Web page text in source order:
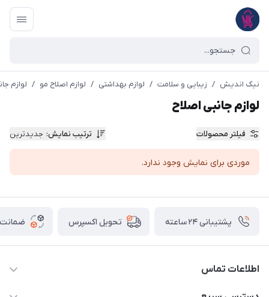
نیک اندیش / زیبایی و سلامت / لوازم بهداشتی / لوازم اصلاح مو / لوازم
لوازم جانبی اصلاح
فیلتر محصولات ترتیب نمایش: جدیدترین
موردی برای نمایش وجود ندارد.
پشتیبانی ۲۴ ساعته تحویل اکسپرس ضمانت
اطلاعات تماس
02177111474